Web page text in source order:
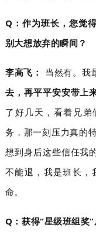
Q：作为班长，您觉
别大想放弃的瞬间？
李高飞： 当然有。我
去，再平平安安带上
了好几天，看着兄
务，那一刻压力真的特
想到身后这些信任我
不能退，我是班长，我
命。
Q：获得“星级班组奖